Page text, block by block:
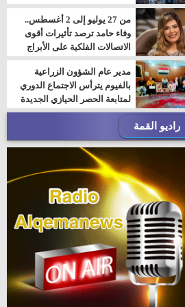
من 27 يوليو إلى 2 أغسطس..
وفاء حامد ترصد تأثيرات أقوى
الاتصالات الفلكية على الأبراج
مدير عام الشؤون الزراعية
بالفيوم يترأس الاجتماع الدوري
لمتابعة الحصر الحيازي الجديدة
راديو القمة